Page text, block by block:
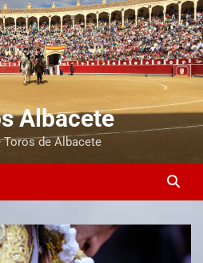
Albacete
Toros de Albacete